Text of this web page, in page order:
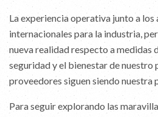
La experiencia operativa junto a los
internacionales para la industria,
nueva realidad respecto a medidas
seguridad y el bienestar de nuestro
proveedores siguen siendo
Para seguir explorando las